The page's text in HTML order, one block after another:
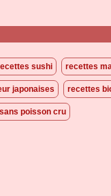
sushi recettes
japonaises recettes
poisson cru